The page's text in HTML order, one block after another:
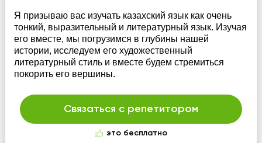
Я призываю вас изучать казахский язык как очень
тонкий, выразительный и литературный язык. Изучая
его вместе, мы погрузимся в глубины нашей
истории, исследуем его художественный
литературный стиль и вместе будем стремиться
покорить его вершины.
Связаться с репетитором
это бесплатно